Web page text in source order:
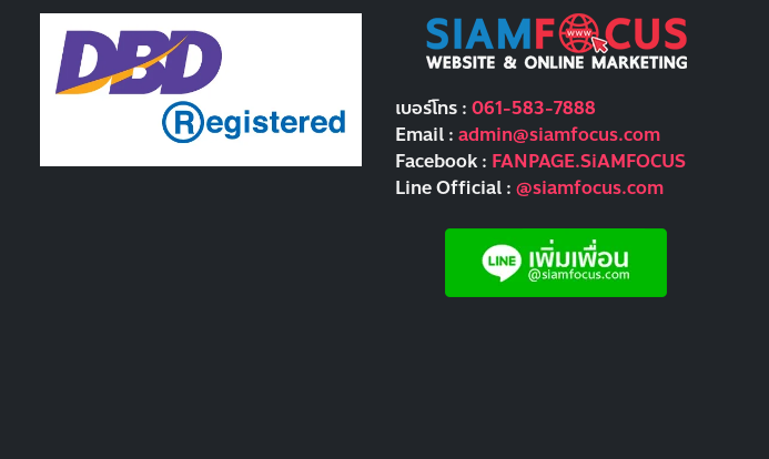
เบอร์โทร : 061-583-7888
Email : admin@siamfocus.com
Facebook : FANPAGE.SiAMFOCUS
Line Official : @siamfocus.com